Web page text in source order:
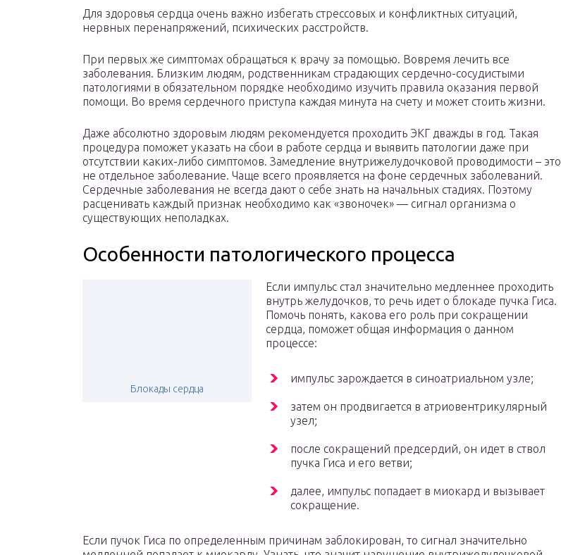
Для здоровья сердца очень важно избегать стрессовых и конфликтных ситуаций,
нервных перенапряжений, психических расстройств.
При первых же симптомах обращаться к врачу за помощью. Вовремя лечить все
заболевания. Близким людям, родственникам страдающих сердечно-сосудистыми
патологиями в обязательном порядке необходимо изучить правила оказания первой
помощи. Во время сердечного приступа каждая минута на счету и может стоить жизни.
Даже абсолютно здоровым людям рекомендуется проходить ЭКГ дважды в год. Такая
процедура поможет указать на сбои в работе сердца и выявить патологии даже при
отсутствии каких-либо симптомов. Замедление внутрижелудочковой проводимости – это
не отдельное заболевание. Чаще всего проявляется на фоне сердечных заболеваний.
Сердечные заболевания не всегда дают о себе знать на начальных стадиях. Поэтому
расценивать каждый признак необходимо как «звоночек» — сигнал организма о
существующих неполадках.
Особенности патологического процесса
Блокады сердца
Если импульс стал значительно медленнее проходить
внутрь желудочков, то речь идет о блокаде пучка Гиса.
Помочь понять, какова его роль при сокращении
сердца, поможет общая информация о данном
процессе:
импульс зарождается в синоатриальном узле;
затем он продвигается в атриовентрикулярный
узел;
после сокращений предсердий, он идет в ствол
пучка Гиса и его ветви;
далее, импульс попадает в миокард и вызывает
сокращение.
Если пучок Гиса по определенным причинам заблокирован, то сигнал значительно